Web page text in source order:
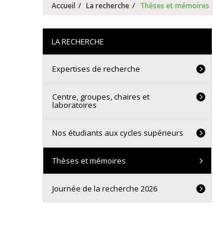
Accueil La recherche Thèses et mémoires
LA RECHERCHE
Expertises de recherche
Centre, groupes, chaires et
laboratoires
Nos étudiants aux cycles supérieurs
Thèses et mémoires
Journée de la recherche 2026